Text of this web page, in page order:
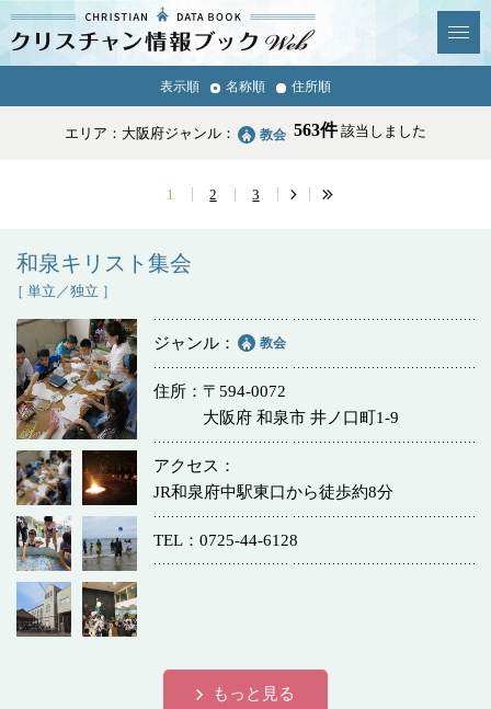
情報ブックとは
News & Topics
ジャンル
教会 学校・幼稚園・神学校
特別集会奉仕者 医療・福祉
冠婚葬祭 各種団体
教団教派
お店・企業・その他
表示順 名称順 住所順
エリア：大阪府ジャンル： 教会 563件該当しました
1 2 3
和泉キリスト集会
［ 単立／独立 ］
ジャンル 教会
住所
〒594-0072
大阪府 和泉市 井ノ口町1-9
アクセス
JR和泉府中駅東口から徒歩約8分
TEL 0725-44-6128
もっと見る